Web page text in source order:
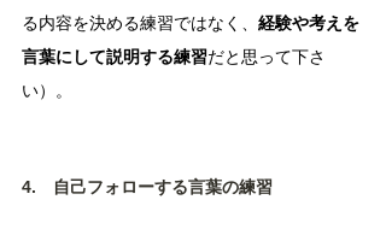
る内容を決める練習ではなく、 経験や考えを
言葉にして説明する練習だと思って下さ
い）。
4.　自己フォローする言葉の練習